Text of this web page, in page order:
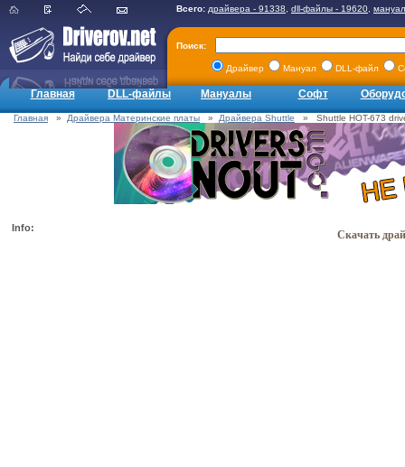
Всего: драйвера - 91338 dll-файлы - 19620
Поиск:
Драйвер Мануал DLL-файл
Главная DLL-файлы Мануалы Софт
Главная » Драйвера Материнские платы » Драйвера Shuttle » Shuttle HOT-673
Info:
Скачать